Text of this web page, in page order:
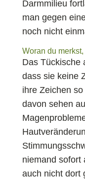
Darmmilieu
man gegen
noch nicht
Woran du
Das Tückische
dass sie keine
ihre Zeichen
davon sehen
niemand sofort
auch nicht dort